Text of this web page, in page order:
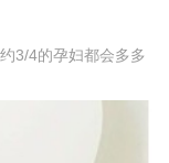
3/4的孕妇都会多多